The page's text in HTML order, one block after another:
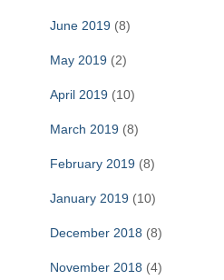
June 2019 (8)
May 2019 (2)
April 2019 (10)
March 2019 (8)
February 2019 (8)
January 2019 (10)
December 2018 (8)
November 2018 (4)